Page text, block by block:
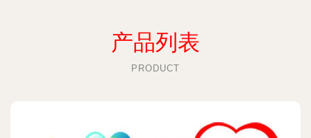
产品列表
PRODUCT